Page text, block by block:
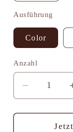
Ausführung
Color
Anzahl
Anzahl
Verringere
die
Menge